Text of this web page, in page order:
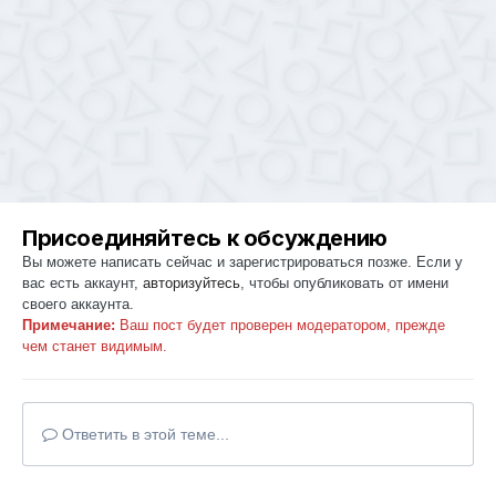
Присоединяйтесь к обсуждению
Вы можете написать сейчас и зарегистрироваться позже. Если у
вас есть аккаунт, авторизуйтесь, чтобы опубликовать от имени
своего аккаунта.
Примечание: Ваш пост будет проверен модератором, прежде
чем станет видимым.
Ответить в этой теме...